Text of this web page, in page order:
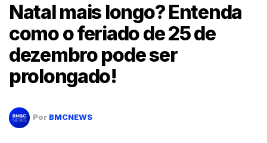
Natal mais longo? Entenda
como o feriado de 25 de
dezembro pode ser
prolongado!
Por BMCNEWS